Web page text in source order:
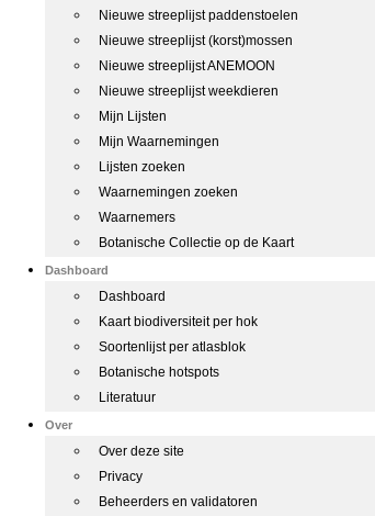
Nieuwe streeplijst paddenstoelen
Nieuwe streeplijst (korst)mossen
Nieuwe streeplijst ANEMOON
Nieuwe streeplijst weekdieren
Mijn Lijsten
Mijn Waarnemingen
Lijsten zoeken
Waarnemingen zoeken
Waarnemers
Botanische Collectie op de Kaart
Dashboard
Dashboard
Kaart biodiversiteit per hok
Soortenlijst per atlasblok
Botanische hotspots
Literatuur
Over
Over deze site
Privacy
Beheerders en validatoren